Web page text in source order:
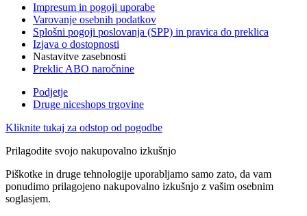
Impresum in pogoji uporabe
Varovanje osebnih podatkov
Splošni pogoji poslovanja (SPP) in pravica do preklica
Izjava o dostopnosti
Nastavitve zasebnosti
Preklic ABO naročnine
Podjetje
Druge niceshops trgovine
Kliknite tukaj za odstop od pogodbe
Prilagodite svojo nakupovalno izkušnjo
Piškotke in druge tehnologije uporabljamo samo zato, da vam
ponudimo prilagojeno nakupovalno izkušnjo z vašim osebnim
soglasjem.